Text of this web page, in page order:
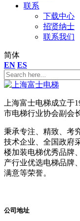
联系
下载中心
招贤纳士
联系我们
简体
EN ES
上海富士电梯成立于
市电梯行业协会副会
秉承专注、精致、考
技术企业、全国政府
楼加装电梯优秀品牌
产行业优选电梯品牌
满意等荣誉。
公司地址